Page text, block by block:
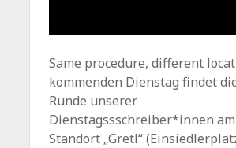
Same procedure, different
kommenden Dienstag findet
Runde unserer
Dienstagssschreiber*innen
Standort „Gretl“